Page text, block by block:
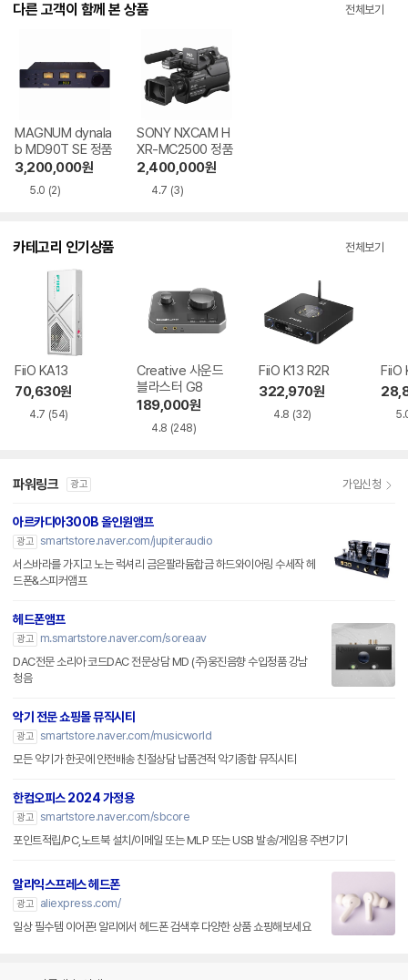
다른 고객이 함께 본 상품 전체보기
MAGNUM dynala
b MD90T SE 정품
3,200,000원
5.0 (2)
SONY NXCAM H
XR-MC2500 정품
2,400,000원
4.7 (3)
카테고리 인기상품 전체보기
FiiO KA13
70,630원
4.7 (54)
Creative 사운드
블라스터 G8
189,000원
4.8 (248)
FiiO K13 R2R
322,970원
4.8 (32)
FiiO
파워링크 광고 가입신청
아르카디아300B 올인원앰프
광고 smartstore.naver.com/jupiteraudio
서스바라를 가지고 노는 럭셔리 금은팔라듐합금 하드와이어링 수세작 헤
드폰&스피커앰프
헤드폰앰프
광고
m.smartstore.naver.com/soreaav
DAC전문 소리아 코드DAC 전문상담 MD (주)웅진음향 수입정품 강남
청음
악기 전문 쇼핑몰 뮤직시티
광고 smartstore.naver.com/musicworld
모든 악기가 한곳에 안전배송 친절상담 납품견적 악기종합 뮤직시티
한컴오피스 2024 가정용
광고 smartstore.naver.com/sbcore
포인트적립/PC,노트북 설치/이메일 또는 MLP 또는 USB 발송/게임용 주변기기
알리익스프레스 헤드폰
광고
aliexpress.com/
일상 필수템 이어폰! 알리에서 헤드폰 검색후 다양한 상품 쇼핑해보세요